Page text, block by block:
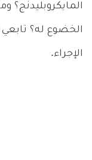
المايكروبليدنج؟
الخضوع له؟
الإجراء.